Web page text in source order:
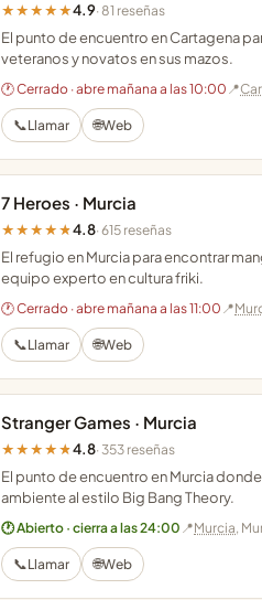
★★★★★4.9· 81 reseñas
El punto de encuentro en Cartagena
veteranos y novatos en sus mazos.
🕐 Cerrado · abre mañana a las 10:00 📍
📞Llamar 🌐Web
7 Heroes · Murcia
★★★★★ 4.8· 615 reseñas
El refugio en Murcia para encontrar
equipo experto en cultura friki.
🕐 Cerrado · abre mañana a las 11:00 📍
📞Llamar 🌐Web
Stranger Games · Murcia
★★★★★ 4.8· 353 reseñas
El punto de encuentro en Murcia
ambiente al estilo Big Bang Theory.
🕐 Abierto · cierra a las 24:00 📍Murcia,
📞Llamar 🌐Web